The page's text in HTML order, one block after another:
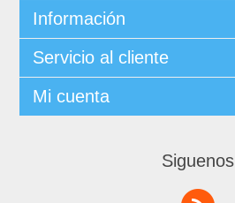
Información
Servicio al cliente
Mi cuenta
Siguenos